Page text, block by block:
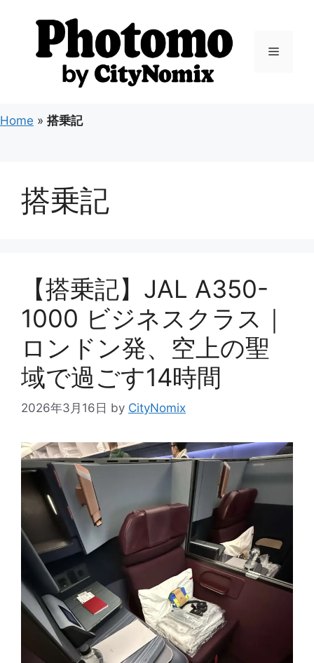
ス
キ
メ
Home » 搭乗記
搭乗記
【搭乗記】JAL A350-
1000 ビジネスクラス｜
ロンドン発、空上の聖
域で過ごす14時間
2026年3月16日 by CityNomix